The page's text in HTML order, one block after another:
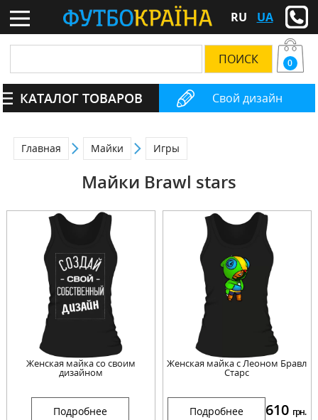
RU UA
Свой дизайн
0
КАТАЛОГ ТОВАРОВ
Главная Майки Игры
Майки Brawl stars
Женская майка со своим
дизайном
Подробнее
Женская майка с Леоном Бравл
Старс
Подробнее 610 грн.